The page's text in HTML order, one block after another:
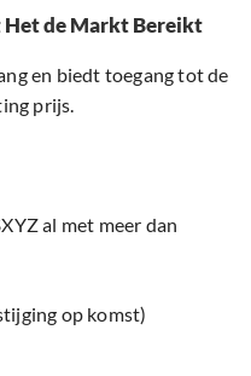
Het de Markt Bereikt
en biedt toegang tot de
prijs.
al met meer dan
op komst)